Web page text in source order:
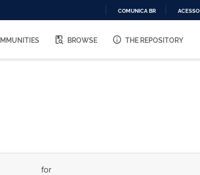
O
COMUNICA BR
BROWSE THE REPOSITORY
for